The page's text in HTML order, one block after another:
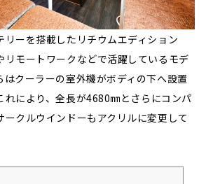
リーを搭載したリチウムエディション
リモートワークなどで活躍しているモデ
はクーラーの室外機がボディの下へ設置
れにより、全長が4680㎜とさらにコンパ
ークルウインドーもアクリルに変更して